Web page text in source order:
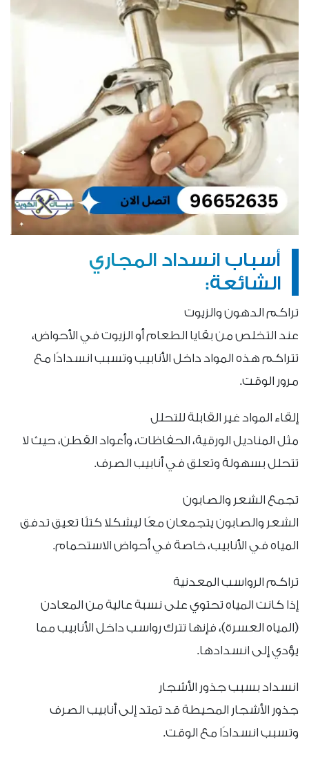
أسباب انسداد المجاري
الشائعة:
تراكم الدهون والزيوت
عند التخلص من بقايا الطعام أو الزيوت في الأحواض،
تتراكم هذه المواد داخل الأنابيب وتسبب انسدادًا مع
مرور الوقت.
إلقاء المواد غير القابلة للتحلل
مثل المناديل الورقية، الحفاظات، وأعواد القطن، حيث لا
تتحلل بسهولة وتعلق في أنابيب الصرف.
تجمع الشعر والصابون
الشعر والصابون يتجمعان معًا ليشكلا كتلًا تعيق تدفق
المياه في الأنابيب، خاصة في أحواض الاستحمام.
تراكم الرواسب المعدنية
إذا كانت المياه تحتوي على نسبة عالية من المعادن
(المياه العسرة)، فإنها تترك رواسب داخل الأنابيب مما
يؤدي إلى انسدادها.
انسداد بسبب جذور الأشجار
جذور الأشجار المحيطة قد تمتد إلى أنابيب الصرف
وتسبب انسدادًا مع الوقت.